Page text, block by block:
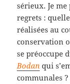
sérieux. Je
regrets :
réalisées au
conservation
se préoccupe
Bodan qui
communales